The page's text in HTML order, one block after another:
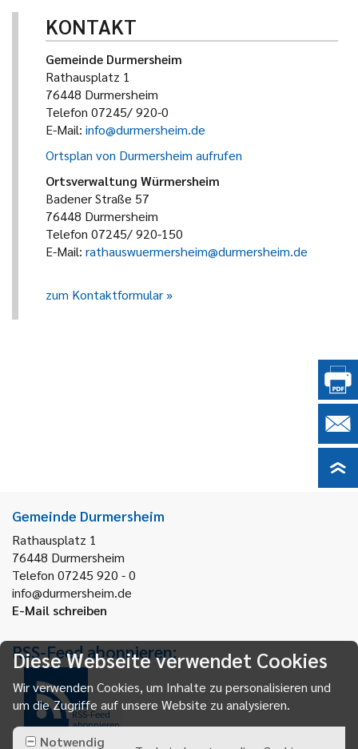
KONTAKT
Gemeinde Durmersheim
Rathausplatz 1
76448 Durmersheim
Telefon 07245/ 920-0
E-Mail: info@durmersheim.de
Ortsplan von Durmersheim aufrufen
Ortsverwaltung Würmersheim
Badener Straße 57
76448 Durmersheim
Telefon 07245/ 920-150
E-Mail: rathauswuermersheim@durmersheim.de
zum Kontaktformular
Gemeinde Durmersheim
Rathausplatz 1
76448 Durmersheim
Telefon 07245 920 - 0
info@durmersheim.de
E-Mail schreiben
RSS-Feed abonnieren:
RSS-Feed
abonnieren
Diese Webseite verwendet Cookies
Wir verwenden Cookies, um Inhalte zu personalisieren und
um die Zugriffe auf unsere Website zu analysieren.
Notwendig